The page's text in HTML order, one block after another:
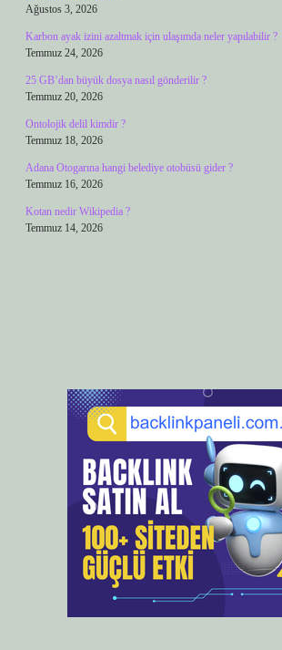
Ağustos 3, 2026
Karbon ayak izini azaltmak için ulaşımda neler yapılabilir ?
Temmuz 24, 2026
25 GB’dan büyük dosya nasıl gönderilir ?
Temmuz 20, 2026
Ontolojik delil kimdir ?
Temmuz 18, 2026
Adana Otogarına hangi belediye otobüsü gider ?
Temmuz 16, 2026
Kotan nedir Wikipedia ?
Temmuz 14, 2026